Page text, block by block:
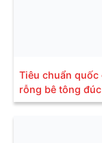
Tiêu chuẩn quốc
rỗng bê tông